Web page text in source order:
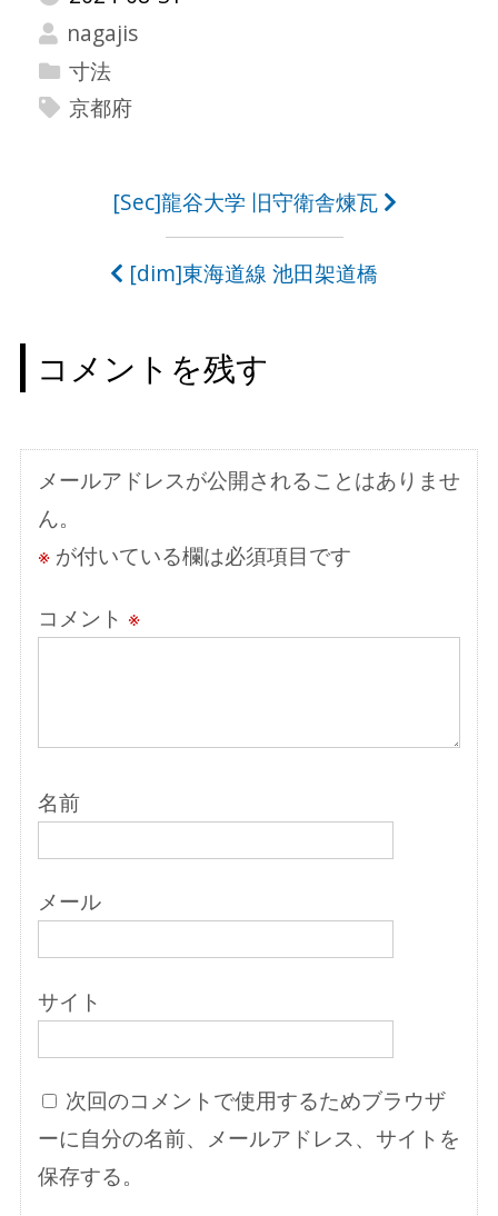
nagajis
寸法
京都府
ビ
ゲ
シ
ョ
ン
[Sec]龍谷大学 旧守衛舎煉瓦
[dim]東海道線 池田架道橋
コメントを残す
メールアドレスが公開されることはありませ
ん。
※が付いている欄は必須項目です
コメント ※
名前
メール
サイト
次回のコメントで使用するためブラウザ
ーに自分の名前、メールアドレス、サイトを
保存する。